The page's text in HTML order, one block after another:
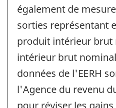
également de
sorties représentant
produit intérieur brut
intérieur brut
données de l'EERH
l'Agence du revenu
pour réviser les